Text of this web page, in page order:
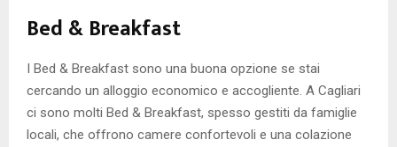
Bed & Breakfast
I Bed & Breakfast sono una buona opzione se stai
cercando un alloggio economico e accogliente. A Cagliari
ci sono molti Bed & Breakfast, spesso gestiti da famiglie
locali, che offrono camere confortevoli e una colazione